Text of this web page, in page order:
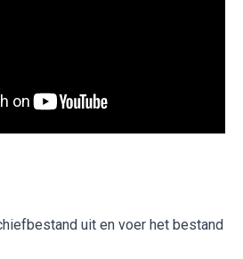
uit en voer het bestand